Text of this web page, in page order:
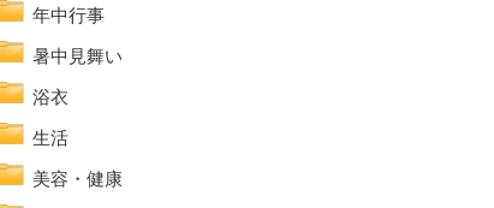
年中行事
暑中見舞い
浴衣
生活
美容・健康